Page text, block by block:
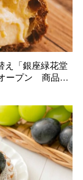
え「銀座緑花堂
ープン 商品ラ